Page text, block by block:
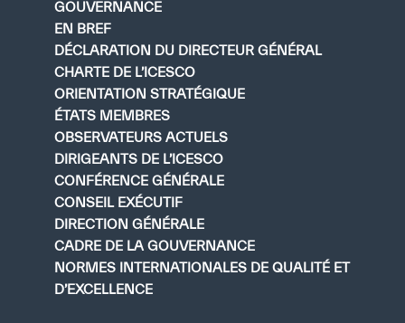
GOUVERNANCE
EN BREF
DÉCLARATION DU DIRECTEUR GÉNÉRAL
CHARTE DE L’ICESCO
ORIENTATION STRATÉGIQUE
ÉTATS MEMBRES
OBSERVATEURS ACTUELS
DIRIGEANTS DE L’ICESCO
CONFÉRENCE GÉNÉRALE
CONSEIL EXÉCUTIF
DIRECTION GÉNÉRALE
CADRE DE LA GOUVERNANCE
NORMES INTERNATIONALES DE QUALITÉ ET
D’EXCELLENCE